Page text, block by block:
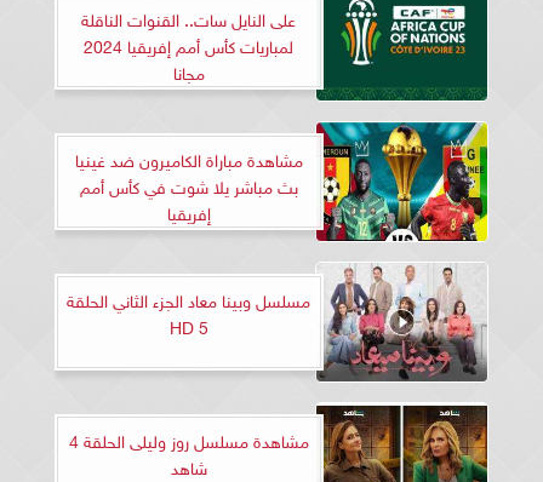
على النايل سات.. القنوات الناقلة
لمباريات كأس أمم إفريقيا 2024
مجانا
مشاهدة مباراة الكاميرون ضد غينيا
بث مباشر يلا شوت في كأس أمم
إفريقيا
مسلسل وبينا معاد الجزء الثاني الحلقة
5 HD
مشاهدة مسلسل روز وليلى الحلقة 4
شاهد